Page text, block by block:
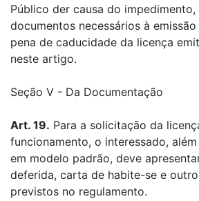
Público der causa do
documentos necessários à
pena de caducidade da licença
neste artigo.
Seção V - Da Documentação
Art. 19. Para a solicitação da
funcionamento, o interessado,
em modelo padrão, deve
deferida, carta de habite-se e
previstos no regulamento.